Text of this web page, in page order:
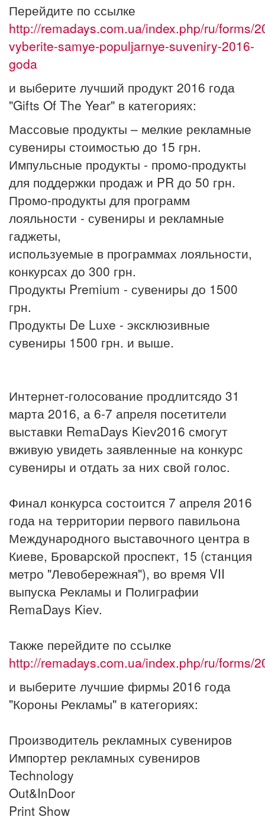
Перейдите по ссылке
http://remadays.com.ua/index.php/ru/forms/
vyberite-samye-populjarnye-suveniry-2016-
goda
и выберите лучший продукт 2016 года
"Gifts Of The Year" в категориях:
Массовые продукты – мелкие рекламные
сувениры стоимостью до 15 грн.
Импульсные продукты - промо-продукты
для поддержки продаж и PR до 50 грн.
Промо-продукты для программ
лояльности - сувениры и рекламные
гаджеты,
используемые в программах лояльности,
конкурсах до 300 грн.
Продукты Premium - сувениры до 1500
грн.
Продукты De Luxe - эксклюзивные
сувениры 1500 грн. и выше.
Интернет-голосование продлитсядо 31
марта 2016, а 6-7 апреля посетители
выставки RemaDays Kiev2016 смогут
вживую увидеть заявленные на конкурс
сувениры и отдать за них свой голос.
Финал конкурса состоится 7 апреля 2016
года на территории первого павильона
Международного выставочного центра в
Киеве, Броварской проспект, 15 (станция
метро "Левобережная"), во время VII
выпуска Рекламы и Полиграфии
RemaDays Kiev.
Также перейдите по ссылке
http://remadays.com.ua/index.php/ru/forms/
и выберите лучшие фирмы 2016 года
"Короны Рекламы" в категориях:
Производитель рекламных сувениров
Импортер рекламных сувениров
Technology
Out&InDoor
Print Show